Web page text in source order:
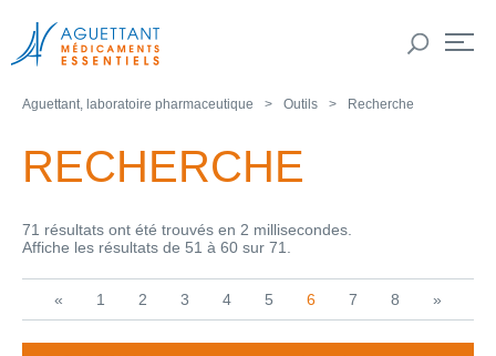
Aguettant, laboratoire pharmaceutique Outils Recherche
RECHERCHE
71 résultats ont été trouvés en 2 millisecondes.
Affiche les résultats de 51 à 60 sur 71.
« 1 2 3 4 5 6 7 8 »